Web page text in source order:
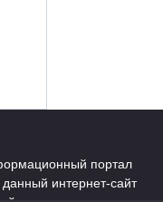
портал
интернет-сайт